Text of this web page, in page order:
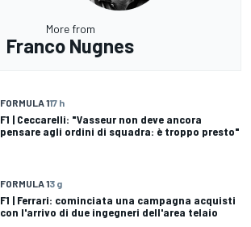
More from
Franco Nugnes
FORMULA 117 h
F1 | Ceccarelli: "Vasseur non deve ancora
pensare agli ordini di squadra: è troppo presto"
FORMULA 13 g
F1 | Ferrari: cominciata una campagna acquisti
con l'arrivo di due ingegneri dell'area telaio